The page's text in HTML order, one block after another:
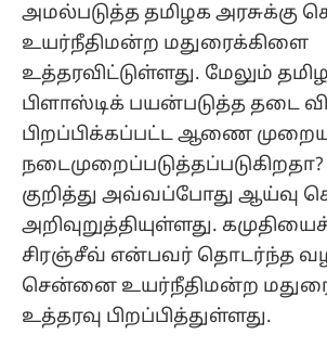
அமல்படுத்த தமிழக அரசுக்கு
உயர்நீதிமன்ற மதுரைக்கிளை
உத்தரவிட்டுள்ளது. மேலும்
பிளாஸ்டிக் பயன்படுத்த தடை
பிறப்பிக்கப்பட்ட ஆணை
குறித்து அவ்வப்போது ஆய்வு
அறிவுறுத்தியுள்ளது.
சிரஞ்சீவ் என்பவர் தொடர்ந்த
சென்னை உயர்நீதிமன்ற
உத்தரவு பிறப்பித்துள்ளது.